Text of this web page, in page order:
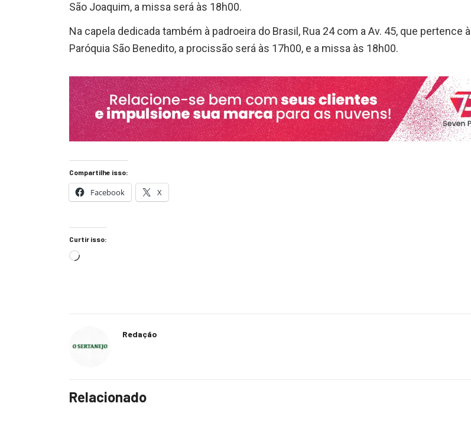
São Joaquim, a missa será às 18h00.
Na capela dedicada também à padroeira do Brasil, Rua 24 com a Av. 45, que pertence à
Paróquia São Benedito, a procissão será às 17h00, e a missa às 18h00.
Compartilhe isso:
Facebook X
Curtir isso:
Redação
Relacionado